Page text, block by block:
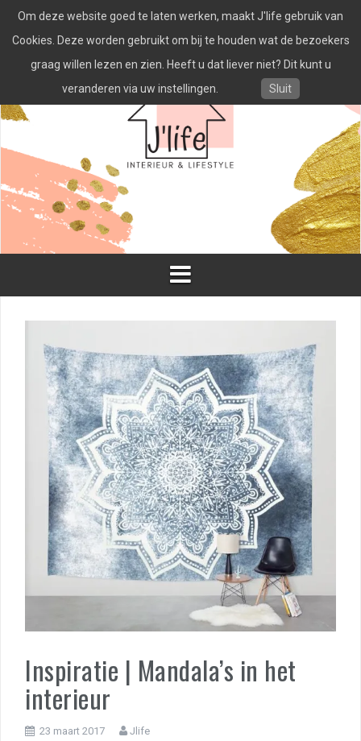
naar
inhoud
Inspiratie | Mandala’s in het
interieur
23 maart 2017 Jlife
Om deze website goed te laten werken, maakt J'life gebruik van
Cookies. Deze worden gebruikt om bij te houden wat de bezoekers
graag willen lezen en zien. Heeft u dat liever niet? Dit kunt u
veranderen via uw instellingen.
Sluit